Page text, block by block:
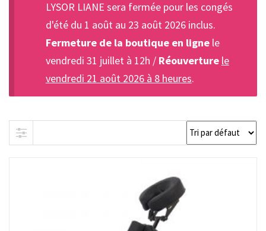
LYSOR LIANE sera fermée pour les congés
d'été du 1 août au 23 août 2026 inclus.
Fermeture de la boutique en lignele
vendredi 31 juillet à 12h / Réouverture le
vendredi 21 août 2026 à 8 heures.